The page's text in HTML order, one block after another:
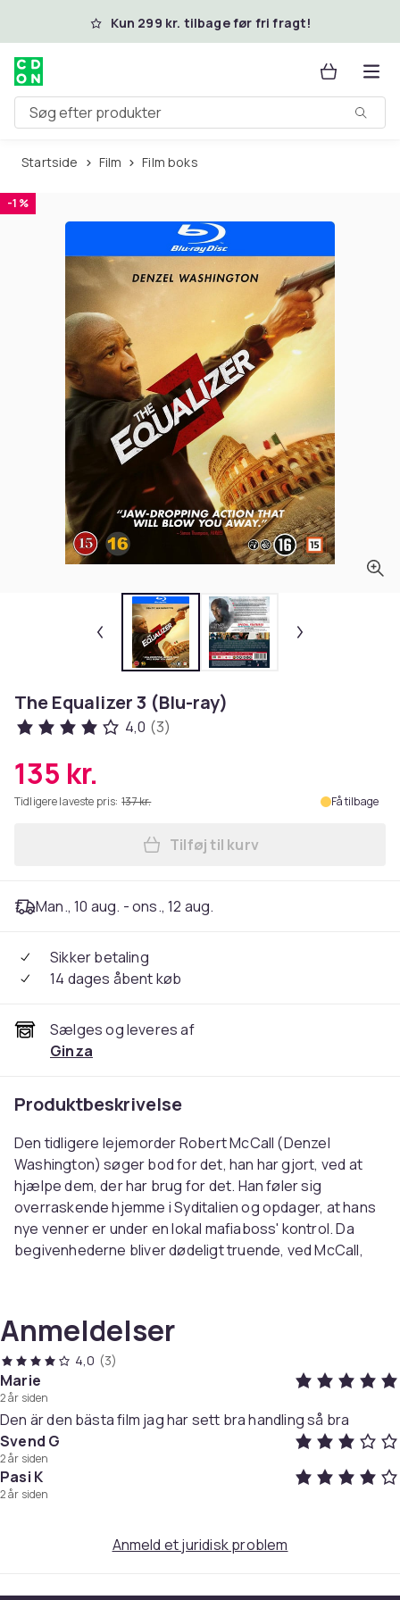
Spring til hovedindhold
Kun 299 kr. tilbage før fri fragt!
Søg efter produkter
Startside Film Film boks
-1 %
The Equalizer 3 (Blu-ray)
4,0 (3)
135 kr.
Tidligere laveste pris: 137 kr. Få tilbage
Læg The Equalizer 3 (Blu-
Tilføj til kurv
Man., 10 aug. - ons., 12 aug.
Sikker betaling
14 dages åbent køb
Sælges og leveres af
Ginza
Produktbeskrivelse
Den tidligere lejemorder Robert McCall (Denzel
Washington) søger bod for det, han har gjort, ved at
hjælpe dem, der har brug for det. Han føler sig
overraskende hjemme i Syditalien og opdager, at hans
nye venner er under en lokal mafiaboss' kontrol. Da
begivenhederne bliver dødeligt truende, ved McCall,
Antoine Fuqua står for instruktionen, og manuskriptet
er skrevet af Richard Wenk.
SKUESPILLERE:
Denzel Washington
Dakota Fanning
David Denman
Eugenio Mastrandrea
Anmeldelser
4,0 (3)
Marie
2 år siden
Den är den bästa film jag har sett bra handling så bra
Svend G
2 år siden
Pasi K
2 år siden
Anmeld et juridisk problem